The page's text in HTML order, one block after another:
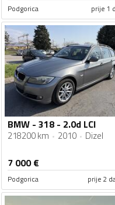
Podgorica prije 1
BMW - 318 - 2.0d LCI
218200 km 2010 Dizel
7 000€
Podgorica prije 2